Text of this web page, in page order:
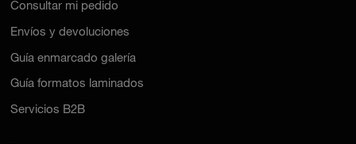
Consultar mi pedido
Envíos y devoluciones
Guía enmarcado galería
Guía formatos laminados
Servicios B2B